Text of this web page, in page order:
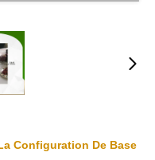
Configuration De Base